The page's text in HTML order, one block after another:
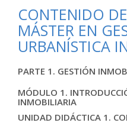
CONTENIDO
MÁSTER EN
URBANÍSTICA
PARTE 1. GESTIÓN
MÓDULO 1.
INMOBILIARIA
UNIDAD DIDÁCTICA 1.